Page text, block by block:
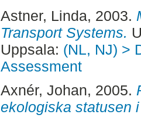
Astner, Linda, 2003.
Transport Systems.
Uppsala: (NL, NJ) >
Assessment
Axnér, Johan, 2005.
ekologiska statusen